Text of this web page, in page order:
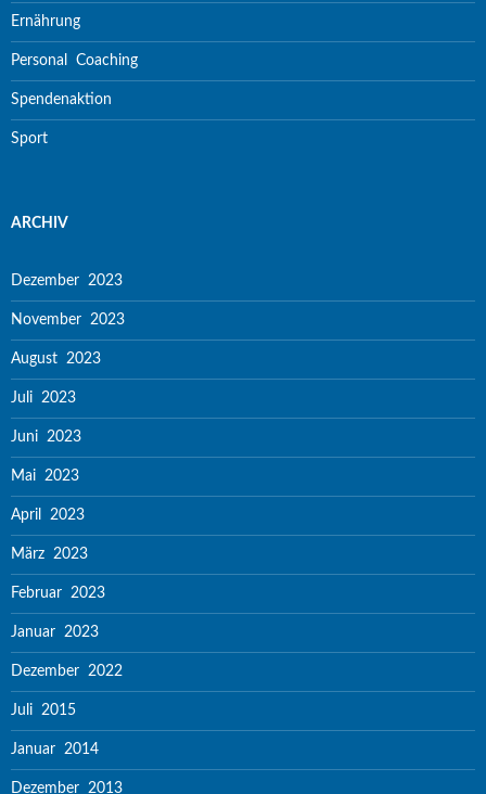
Ernährung
Personal Coaching
Spendenaktion
Sport
ARCHIV
Dezember 2023
November 2023
August 2023
Juli 2023
Juni 2023
Mai 2023
April 2023
März 2023
Februar 2023
Januar 2023
Dezember 2022
Juli 2015
Januar 2014
Dezember 2013